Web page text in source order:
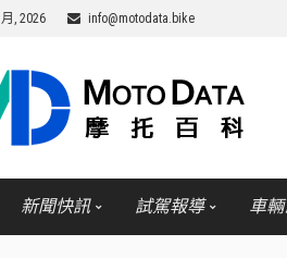
, 2026 info@motodata.bike
新聞快訊 試駕報導 車